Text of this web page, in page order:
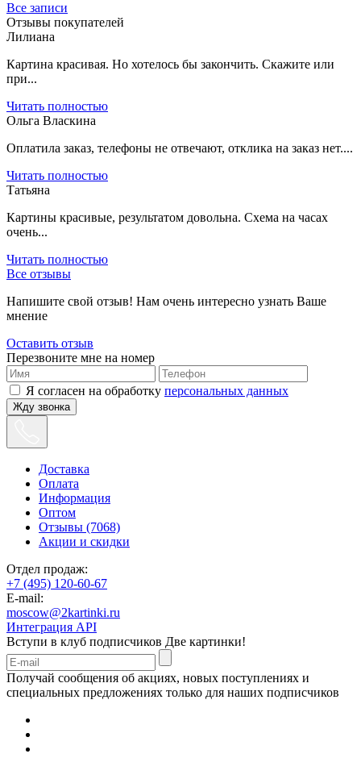
Все записи
Отзывы покупателей
Лилиана
Картина красивая. Но хотелось бы закончить. Скажите или
при...
Читать полностью
Ольга Власкина
Оплатила заказ, телефоны не отвечают, отклика на заказ нет....
Читать полностью
Татьяна
Картины красивые, результатом довольна. Схема на часах
очень...
Читать полностью
Все отзывы
Напишите свой отзыв! Нам очень интересно узнать Ваше
мнение
Оставить отзыв
Перезвоните мне на номер
Я согласен на обработку персональных данных
Жду звонка
Доставка
Оплата
Информация
Оптом
Отзывы (7068)
Акции и скидки
Отдел продаж:
+7 (495) 120-60-67
E-mail:
moscow@2kartinki.ru
Интеграция API
Вступи в клуб подписчиков Две картинки!
Получай сообщения об акциях, новых поступлениях и
специальных предложениях только для наших подписчиков